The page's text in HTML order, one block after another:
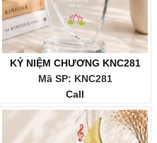
KỶ NIỆM CHƯƠNG KNC281
Mã SP: KNC281
Call